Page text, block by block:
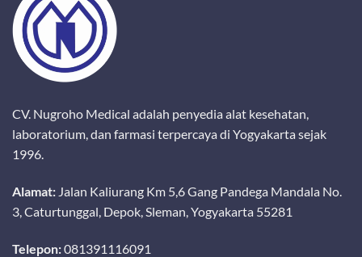
CV. Nugroho Medical adalah penyedia alat kesehatan,
laboratorium, dan farmasi terpercaya di Yogyakarta sejak
1996.
Alamat: Jalan Kaliurang Km 5,6 Gang Pandega Mandala No.
3, Caturtunggal, Depok, Sleman, Yogyakarta 55281
Telepon:081391116091